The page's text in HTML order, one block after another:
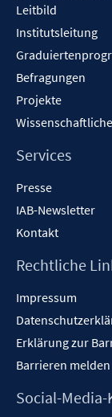
Leitbild
Institutsleitung
Befragungen
Projekte
Services
Presse
IAB-Newsletter
Kontakt
Rechtliche
Impressum
Erklärung zur
Barrieren melden
Social-Media-